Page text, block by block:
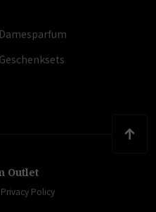
Damesparfum
Geschenksets
Outlet
Privacy Policy